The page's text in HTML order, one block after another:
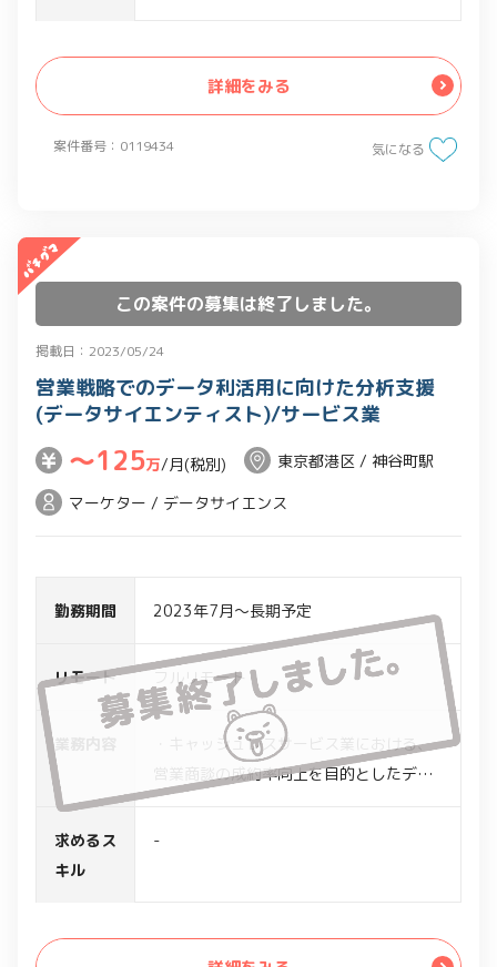
案件番号：0119434
タも取り入れ、客観的根拠に基づいた分
・データは匿名加工情報、操作は
詳細をみる
気になる
この案件の募集は終了しました。
掲載日：2023/05/24
営業戦略でのデータ利活用に向けた分析支援
(データサイエンティスト)/サービス業
〜125万/月(税別)
東京都港区 / 神谷町駅
マーケター / データサイエンス
勤務期間 2023年7月～長期予定
リモート フルリモート
・キャッシュレスサービス業における、
営業商談の成約率向上を目的としたデー
タ分析支援
求めるス
キル
-